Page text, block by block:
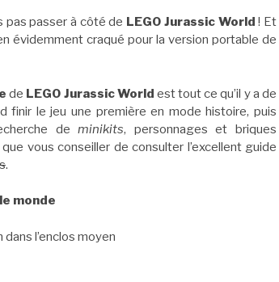
pas passer à côté de LEGO Jurassic World ! Et
évidemment craqué pour la version portable de
de LEGO Jurassic World est tout ce qu’il y a de
finir le jeu une première en mode histoire, puis
deminikits, personnages et briques
vous conseiller de consulter l’excellent guide
.
monde
l’enclos moyen